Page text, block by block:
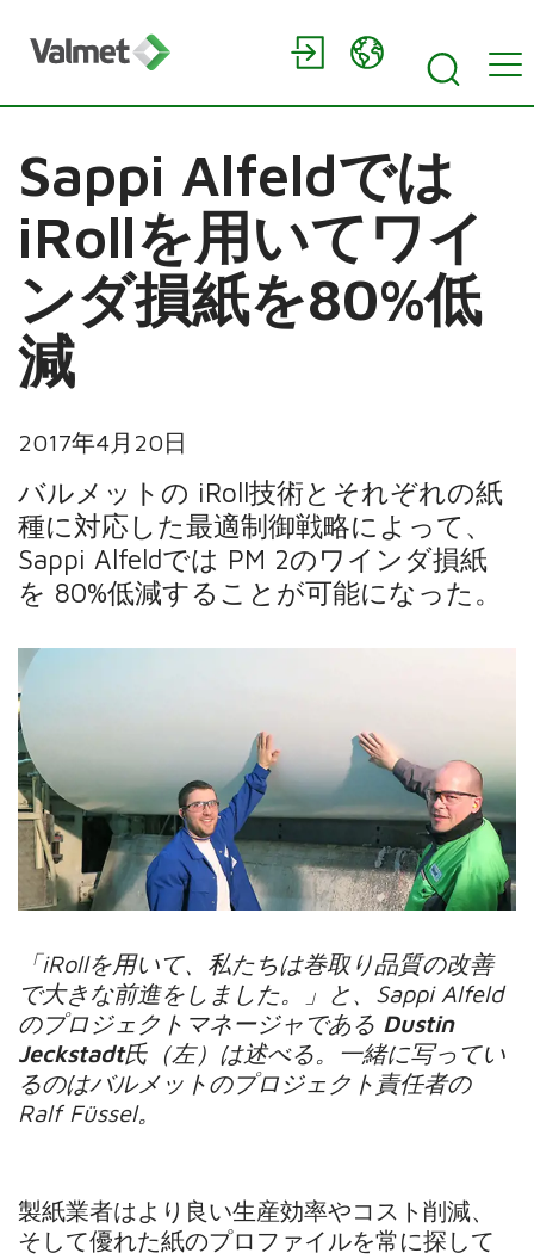
Sappi Alfeldでは
iRollを用いてワイ
ンダ損紙を80%低
減
2017年4月20日
バルメットの iRoll技術とそれぞれの紙
種に対応した最適制御戦略によって、
Sappi Alfeldでは PM 2のワインダ損紙
を 80%低減することが可能になった。
「iRollを用いて、私たちは巻取り品質の改善
で大きな前進をしました。」と、Sappi Alfeld
のプロジェクトマネージャである Dustin
Jeckstadt氏（左）は述べる。一緒に写ってい
るのはバルメットのプロジェクト責任者の
Ralf Füssel。
製紙業者はより良い生産効率やコスト削減、
そして優れた紙のプロファイルを常に探して